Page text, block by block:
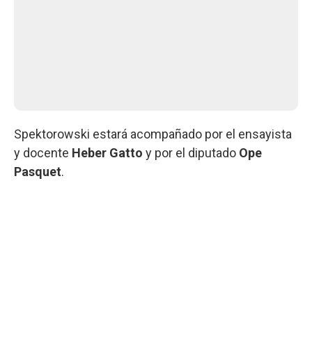
Spektorowski estará acompañado por el ensayista
y docente Heber Gatto y por el diputado Ope
Pasquet.